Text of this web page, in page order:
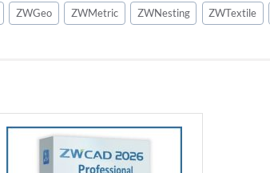
ZWGeo ZWMetric ZWNesting ZWTextile